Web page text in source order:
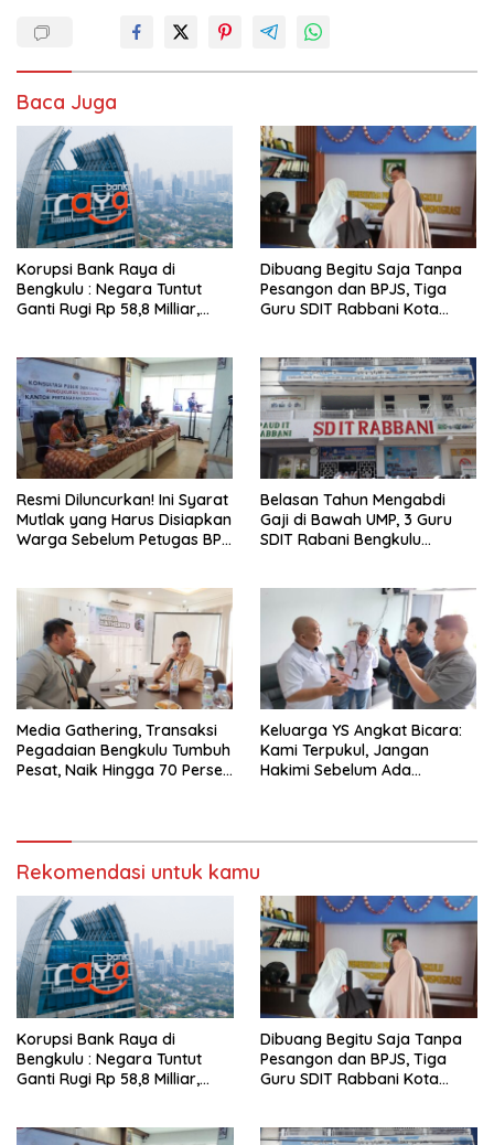
Baca Juga
Korupsi Bank Raya di
Bengkulu : Negara Tuntut
Ganti Rugi Rp 58,8 Milliar,
Dibuang Begitu Saja Tanpa
Pesangon dan BPJS, Tiga
Guru SDIT Rabbani Kota
Resmi Diluncurkan! Ini Syarat
Mutlak yang Harus Disiapkan
Warga Sebelum Petugas BPN
Belasan Tahun Mengabdi
Gaji di Bawah UMP, 3 Guru
SDIT Rabani Bengkulu
Media Gathering, Transaksi
Pegadaian Bengkulu Tumbuh
Pesat, Naik Hingga 70 Persen
Keluarga YS Angkat Bicara:
Kami Terpukul, Jangan
Hakimi Sebelum Ada
Rekomendasi untuk kamu
Korupsi Bank Raya di
Bengkulu : Negara Tuntut
Ganti Rugi Rp 58,8 Milliar,
Dibuang Begitu Saja Tanpa
Pesangon dan BPJS, Tiga
Guru SDIT Rabbani Kota